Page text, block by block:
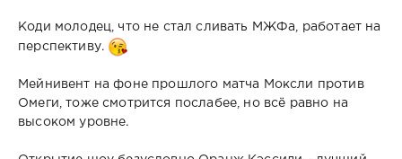
Коди молодец, что не стал сливать МЖФа, работает на
перспективу.
Мейнивент на фоне прошлого матча Моксли против
Омеги, тоже смотрится послабее, но всё равно на
высоком уровне.